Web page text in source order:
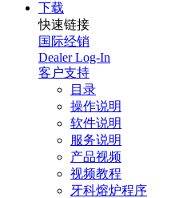
下载
快速链接
国际经销
Dealer Log-In
客户支持
目录
操作说明
软件说明
服务说明
产品视频
视频教程
牙科熔炉程序